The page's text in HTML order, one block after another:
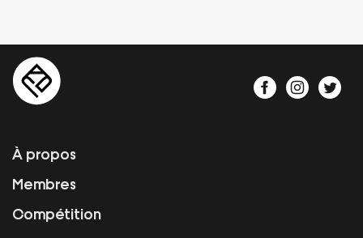
À propos
Membres
Compétition